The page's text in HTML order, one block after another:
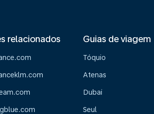
relacionados Guias de viagem
Tóquio
Atenas
Dubai
Seul